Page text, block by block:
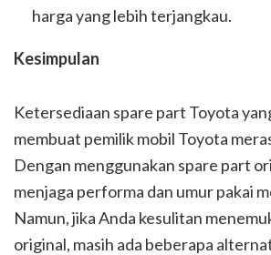
harga yang lebih terjangkau.
Kesimpulan
Ketersediaan spare part Toyota
membuat pemilik mobil Toyota
Dengan menggunakan spare part
menjaga performa dan umur pakai
Namun, jika Anda kesulitan
original, masih ada beberapa